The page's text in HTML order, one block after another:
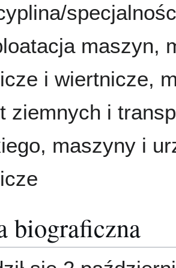
maszyn,
i wiertnicze,
ziemnych i
maszyny i
biograficzna